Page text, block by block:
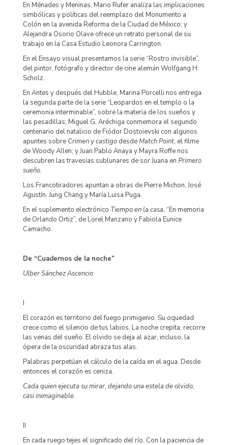
En Ménades y Meninas, Mario Rufer analiza las implicaciones
simbólicas y políticas del reemplazo del Monumento a
Colón en la avenida Reforma de la Ciudad de México; y
Alejandra Osorio Olave ofrece un retrato personal de su
trabajo en la Casa Estudio Leonora Carrington.
En el Ensayo visual presentamos la serie “Rostro invisible”,
del pintor, fotógrafo y director de cine alemán Wolfgang H.
Scholz.
En Antes y después del Hubble, Marina Porcelli nos entrega
la segunda parte de la serie “Leopardos en el templo o la
ceremonia interminable”, sobre la materia de los sueños y
las pesadillas; Miguel G. Aréchiga conmemora el segundo
centenario del natalicio de Fiódor Dostoievski con algunos
apuntes sobre Crimen y castigo desdeMatch Point, el filme
de Woody Allen; y Juan Pablo Anaya y Mayra Roffe nos
descubren las travesías sublunares de sor Juana en Primero
sueño.
Los Francotiradores apuntan a obras de Pierre Michon, José
Agustín, Jung Chang y María Luisa Puga.
En el suplemento electrónico Tiempo en la casa, “En memoria
de Orlando Ortiz”, de Lorel Manzano y Fabiola Eunice
Camacho.
De “Cuadernos de la noche”
Ulber Sánchez Ascencio
I
El corazón es territorio del fuego primigenio. Su oquedad
crece como el silencio de tus labios. La noche crepita, recorre
las venas del sueño. El olvido se deja al azar, incluso, la
ópera de la oscuridad abraza tus alas.
Palabras perpetúan el cálculo de la caída en el agua. Desde
entonces el corazón es ceniza.
Cada quien ejecuta su mirar, dejando una estela de olvido,
casi inimaginable.
II
En cada ruego tejes el significado del río. Con la paciencia de